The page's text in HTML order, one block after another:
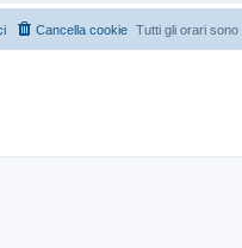
Tutti gli orari sono
Cancella cookie